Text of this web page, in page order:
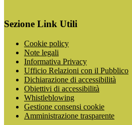
Sezione Link Utili
Cookie policy
Note legali
Informativa Privacy
Ufficio Relazioni con il Pubblico
Dichiarazione di accessibilità
Obiettivi di accessibilità
Whistleblowing
Gestione consensi cookie
Amministrazione trasparente